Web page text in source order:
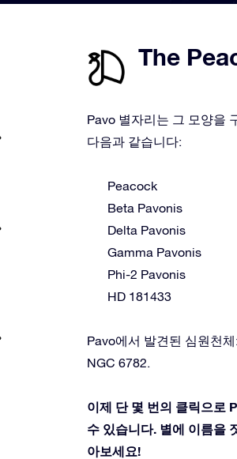
The
Pavo 별자리는 그 모양을
다음과 같습니다:
Peacock
Beta Pavonis
Delta Pavonis
Gamma Pavonis
Phi-2 Pavonis
HD 181433
Pavo에서 발견된 심원천
NGC 6782.
이제 단 몇 번의 클릭으로
수 있습니다. 별에 이름을
아보세요!